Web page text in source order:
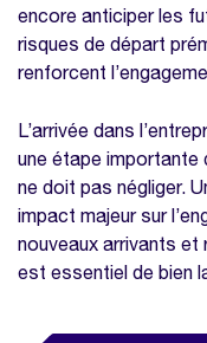
encore anticiper les
risques de départ
renforcent
L’arrivée dans
une étape importante
ne doit pas négliger.
impact majeur sur
nouveaux arrivants et
est essentiel de bien